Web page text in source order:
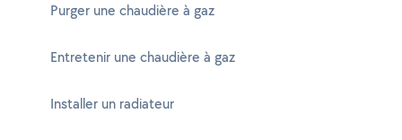
Purger une chaudière à gaz
Entretenir une chaudière à gaz
Installer un radiateur